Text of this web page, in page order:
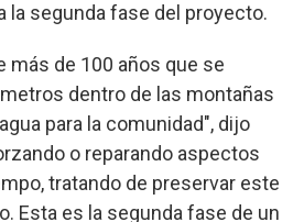
la segunda fase del proyecto.
más de 100 años que se
dentro de las montañas
para la comunidad", dijo
o reparando aspectos
tratando de preservar este
Esta es la segunda fase de un